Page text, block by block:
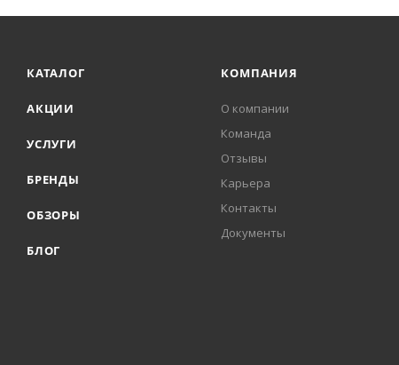
КАТАЛОГ
АКЦИИ
УСЛУГИ
БРЕНДЫ
ОБЗОРЫ
БЛОГ
КОМПАНИЯ
О компании
Команда
Отзывы
Карьера
Контакты
Документы